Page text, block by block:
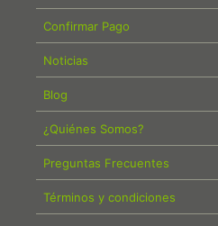
Confirmar Pago
Noticias
Blog
¿Quiénes Somos?
Preguntas Frecuentes
Términos y condiciones